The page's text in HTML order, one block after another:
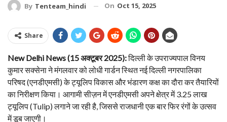
By Tenteam_hindi On Oct 15, 2025
Share
New Delhi News (15 अक्टूबर 2025):दिल्ली के उपराज्यपाल विनय
कुमार सक्सेना ने मंगलवार को लोधी गार्डन स्थित नई दिल्ली नगरपालिका
परिषद (एनडीएमसी) के ट्यूलिप विकास और भंडारण कक्ष का दौरा कर तैयारियों
का निरीक्षण किया। आगामी सीज़न में एनडीएमसी अपने क्षेत्र में 3.25 लाख
ट्यूलिप (Tulip) लगाने जा रही है, जिससे राजधानी एक बार फिर रंगों के उत्सव
में डूब जाएगी।